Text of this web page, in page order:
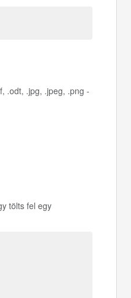
.odt, .jpg, .jpeg, .png -
tölts fel egy